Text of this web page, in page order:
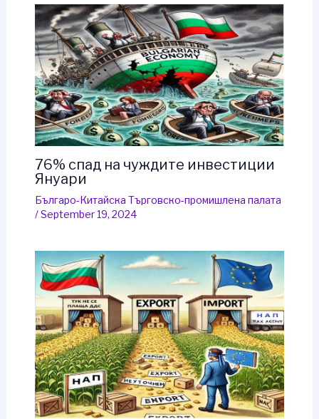
76% спад на чуждите инвестиции
Януари
Българо-Китайска Търговско-промишлена палaта
/September 19, 2024